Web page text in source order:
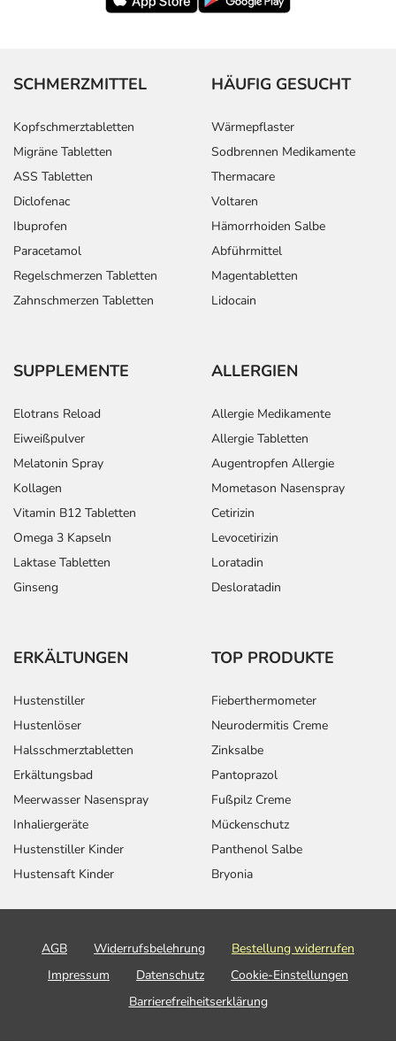
- Appetitsteigerung
- Gewichtszunahme
- Gewichtsverlust
- Schwindel
- Benommenheit
- Depressionen
- Nervosität
- Augenbeschwerden
- Überempfindlichkeitsreaktionen der Haut, wie:
- Hautausschlag
- Haarausfall
- Bluthochdruck
- Ödeme (Wassereinlagerungen)
- Anstieg der Blutfettwerte (Cholesterin, Triglyceride)
- Infektionen der Scheide
- Brustschmerzen
- Schmerzhafte Regelblutung (Dysmenorrhoe)
- Menstruationsstörung
- Änderungen der Libido (Änderung der Lust zum
Geschlechtsverkehr)
- Kopfschmerzen
Veränderung während der Behandlung, wenden Sie sich
an Ihren Arzt oder Apotheker.
Für die Information an dieser Stelle werden vor allem
Nebenwirkungen berücksichtigt, die bei mindestens
einem von 1.000 behandelten Patienten auftreten.
Dosierung
Dosierempfehlung
und
SCHMERZMITTEL
Kopfschmerztabletten
Migräne Tabletten
ASS Tabletten
Diclofenac
Ibuprofen
Paracetamol
Regelschmerzen Tabletten
Zahnschmerzen Tabletten
HÄUFIG GESUCHT
Wärmepflaster
Sodbrennen Medikamente
Thermacare
Voltaren
Hämorrhoiden Salbe
Abführmittel
Magentabletten
Lidocain
SUPPLEMENTE
Elotrans Reload
Eiweißpulver
Melatonin Spray
Kollagen
Vitamin B12 Tabletten
Omega 3 Kapseln
Laktase Tabletten
Ginseng
ALLERGIEN
Allergie Medikamente
Allergie Tabletten
Augentropfen Allergie
Mometason Nasenspray
Cetirizin
Levocetirizin
Loratadin
Desloratadin
ERKÄLTUNGEN
Hustenstiller
Hustenlöser
Halsschmerztabletten
Erkältungsbad
Meerwasser Nasenspray
Inhaliergeräte
Hustenstiller Kinder
Hustensaft Kinder
TOP PRODUKTE
Fieberthermometer
Neurodermitis Creme
Zinksalbe
Pantoprazol
Fußpilz Creme
Mückenschutz
Panthenol Salbe
Bryonia
AGB Widerrufsbelehrung
Bestellung widerrufen
Impressum
Datenschutz
Cookie-Einstellungen
Barrierefreiheitserklärung